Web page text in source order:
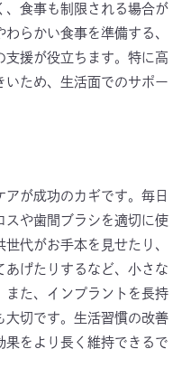
、食事も制限される場合が
らかい食事を準備する、
援が役立ちます。特に高
ため、生活面でのサポー
が成功のカギです。毎日
スや歯間ブラシを適切に使
代がお手本を見せたり、
あげたりするなど、小さな
また、インプラントを長持
大切です。生活習慣の改善
果をより長く維持できるで